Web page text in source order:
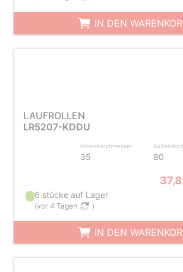
IN DEN
LAUFROLLEN
LR5207-KDDU
Innendurchmesser
35 80
6 stücke auf Lager
(vor 4 Tagen )
IN DEN